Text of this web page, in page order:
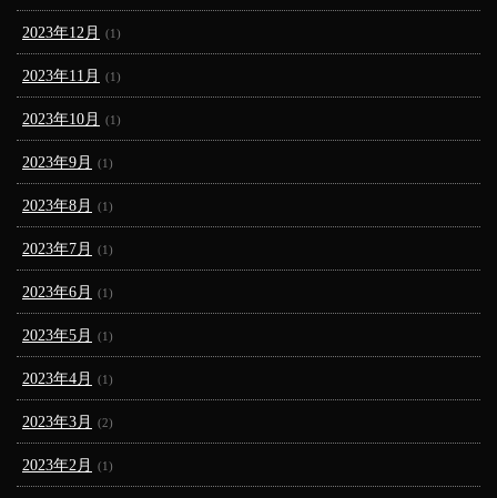
2023年12月 (1)
2023年11月 (1)
2023年10月 (1)
2023年9月 (1)
2023年8月 (1)
2023年7月 (1)
2023年6月 (1)
2023年5月 (1)
2023年4月 (1)
2023年3月 (2)
2023年2月 (1)